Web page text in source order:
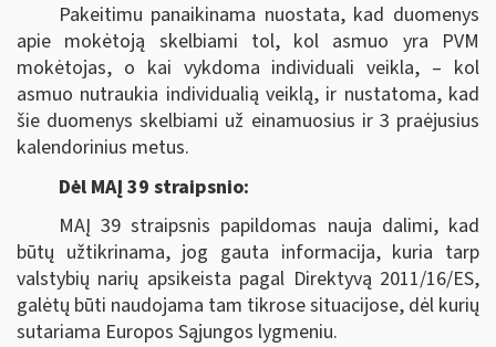
Pakeitimu panaikinama nuostata, kad duomenys
apie mokėtoją skelbiami tol, kol asmuo yra PVM
mokėtojas, o kai vykdoma individuali veikla, ‒ kol
asmuo nutraukia individualią veiklą, ir nustatoma, kad
šie duomenys skelbiami už einamuosius ir 3 praėjusius
kalendorinius metus.
Dėl MAĮ 39 straipsnio:
MAĮ 39 straipsnis papildomas nauja dalimi, kad
būtų užtikrinama, jog gauta informacija, kuria tarp
valstybių narių apsikeista pagal Direktyvą 2011/16/ES,
galėtų būti naudojama tam tikrose situacijose, dėl kurių
sutariama Europos Sąjungos lygmeniu.